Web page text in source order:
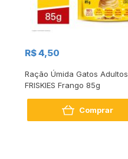
R$ 4,50
Ração Úmida Gatos Adultos
FRISKIES Frango 85g
Comprar